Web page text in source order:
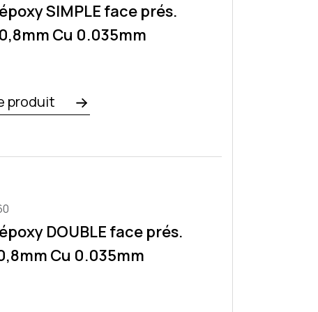
SIMPLE face prés.
Cu 0.035mm
produit
DOUBLE face prés.
Cu 0.035mm